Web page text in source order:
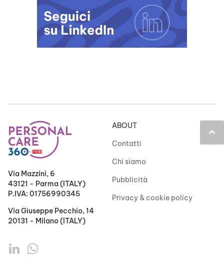
keyboard_arrow_up
Via Mazzini, 6
43121 - Parma (ITALY)
P.IVA: 01756990345
Via Giuseppe Pecchio, 14
20131 - Milano (ITALY)
ABOUT
Contatti
Chi siamo
Pubblicità
Privacy & cookie policy